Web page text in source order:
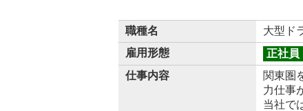
職種名
大型ド
雇用形態
正社員
仕事内容
関東圏
力仕事
当社で